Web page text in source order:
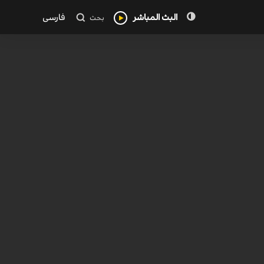
البث المباشر بحث فارسی